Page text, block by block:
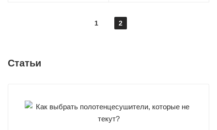
1 2
Статьи